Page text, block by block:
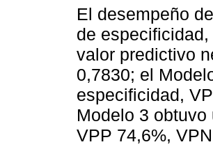
El desempeño
de
valor predictivo
0,7830; el
especificidad,
Modelo 3
VPP 74,6%,